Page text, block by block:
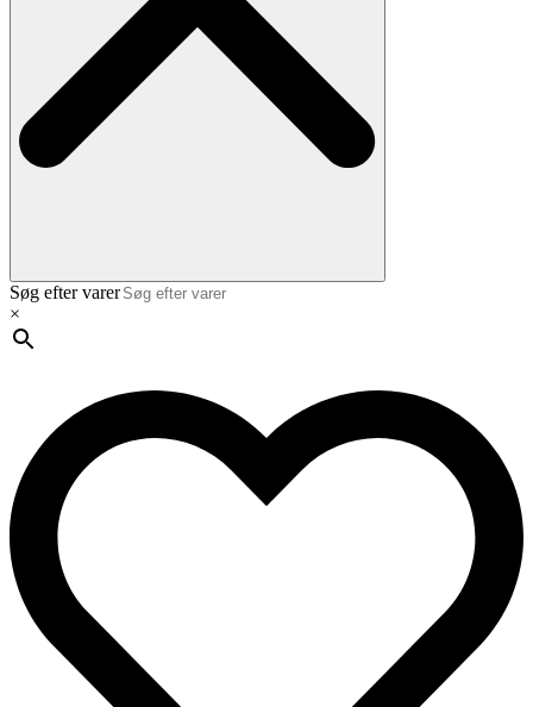
Søg efter varer
×